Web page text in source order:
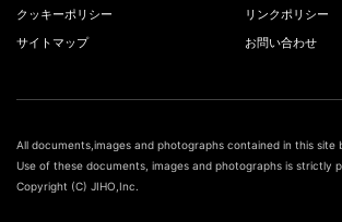
クッキーポリシー
リンクポリシー
サイトマップ
お問い合わせ
All documents,images and photographs contained in this site
Use of these documents, images and photographs is strictly
Copyright (C) JIHO,Inc.